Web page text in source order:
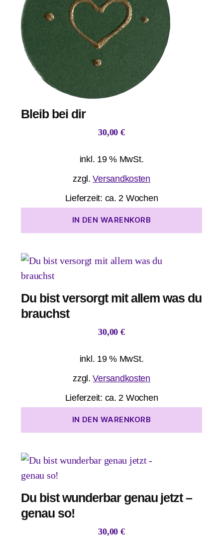
Bleib bei dir
30,00 €
inkl. 19 % MwSt.
zzgl.Versandkosten
Lieferzeit: ca. 2 Wochen
IN DEN WARENKORB
Du bist versorgt mit allem was du
brauchst
30,00 €
inkl. 19 % MwSt.
zzgl.Versandkosten
Lieferzeit: ca. 2 Wochen
IN DEN WARENKORB
Du bist wunderbar genau jetzt –
genau so!
30,00 €